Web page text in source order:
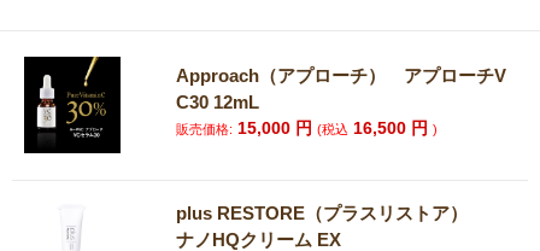
Approach（アプローチ） アプローチV
C30 12mL
販売価格: 15,000 円(税込 16,500 円)
plus RESTORE（プラスリストア）
ナノHQクリーム EX